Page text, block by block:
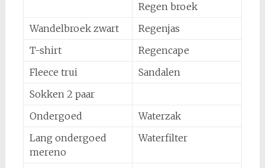
Regen broek
Wandelbroek zwart
Regenjas
T-shirt
Regencape
Fleece trui
Sandalen
Sokken 2 paar
Ondergoed
Waterzak
Lang ondergoed
mereno
Waterfilter